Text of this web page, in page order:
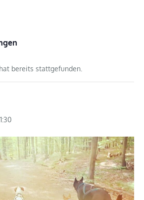
bereits stattgefunden.